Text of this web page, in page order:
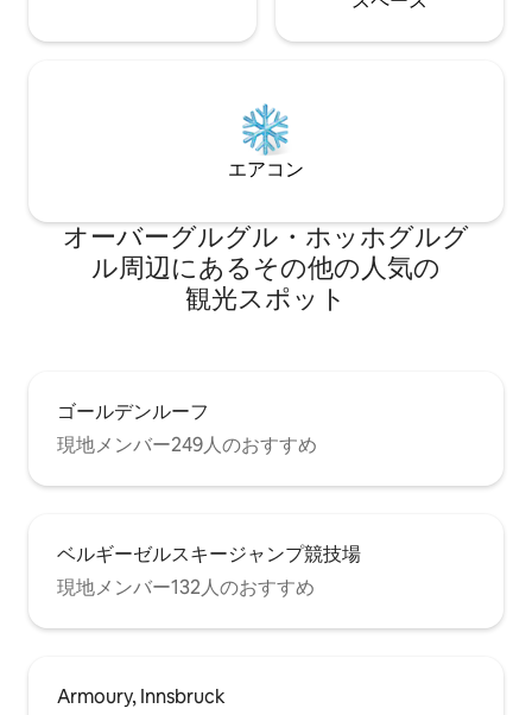
エアコン
オーバーグルグル・ホッホグルグ
ル⁠周⁠辺⁠に⁠あ⁠るそ⁠の⁠他⁠の人⁠気⁠の
観⁠光⁠ス⁠ポ⁠ッ⁠ト
ゴールデンルーフ
現地メンバー249人のおすすめ
ベルギーゼルスキージャンプ競技場
現地メンバー132人のおすすめ
Armoury, Innsbruck